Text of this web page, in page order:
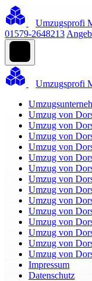
Umzugsprofi
01579-2648213
Umzugsprofi
Umzug von
Umzug von
Umzug von
Umzug von
Umzug von
Umzug von
Umzug von
Umzug von
Umzug von
Umzug von
Umzug von
Umzug von
Umzug von
Umzug von
Impressum
Datenschutz